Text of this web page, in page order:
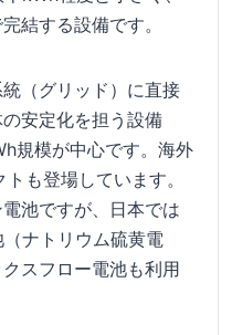
結する設備です。
（グリッド）に直接
安定化を担う設備
規模が中心です。海外
も登場しています。
池ですが、日本では
ナトリウム硫黄電
スフロー電池も利用